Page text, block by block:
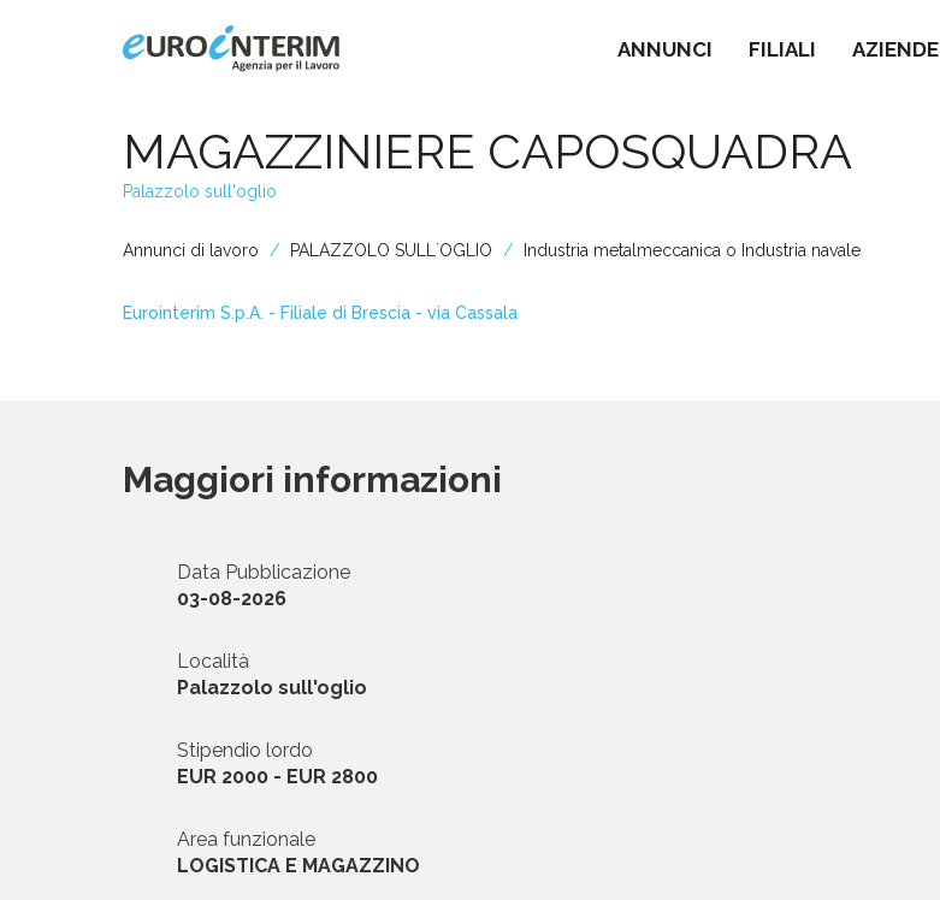
ANNUNCI FILIALI AZIENDE
Home
Chi Siamo
Aziende
Filiali
News ed Eventi
Domande e Risposte
Lavora con noi
MAGAZZINIERE CAPOSQUADRA
Palazzolo sull'oglio
Annunci di lavoro PALAZZOLO SULL`OGLIO Industria metalmeccanica o Industria navale
Eurointerim S.p.A. - Filiale di Brescia - via Cassala
Maggiori informazioni
Data Pubblicazione
03-08-2026
Località
Palazzolo sull'oglio
Stipendio lordo
EUR 2000 - EUR 2800
Area funzionale
LOGISTICA E MAGAZZINO